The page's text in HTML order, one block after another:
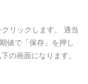
リックします。 適当
値で「保存」を押し
の画面になります。